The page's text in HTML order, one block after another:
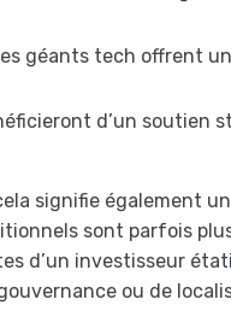
géants tech offrent
d’un soutien
signifie également
sont parfois
d’un investisseur
ou de